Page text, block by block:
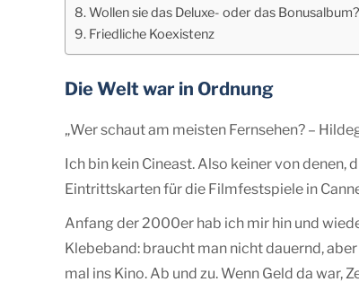
Wollen sie das Deluxe- oder das Bonusalbum?
Friedliche Koexistenz
Die Welt war in Ordnung
„Wer schaut am meisten Fernsehen? –
Ich bin kein Cineast. Also keiner von denen,
Eintrittskarten für die Filmfestspiele in
Anfang der 2000er hab ich mir hin und
Klebeband: braucht man nicht dauernd,
mal ins Kino. Ab und zu. Wenn Geld da war,